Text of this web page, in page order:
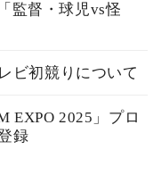
監督・球児vs怪
ビ初競りについて
EXPO 2025」プロ
録